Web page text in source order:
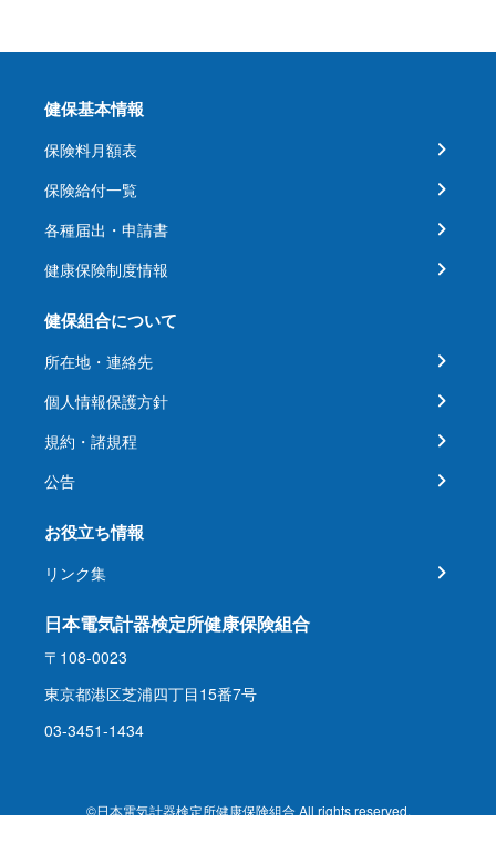
健保基本情報
保険料月額表
保険給付一覧
各種届出・申請書
健康保険制度情報
健保組合について
所在地・連絡先
個人情報保護方針
規約・諸規程
公告
お役立ち情報
リンク集
日本電気計器検定所健康保険組合
〒108-0023
東京都港区芝浦四丁目15番7号
03-3451-1434
©日本電気計器検定所健康保険組合 All rights reserved.